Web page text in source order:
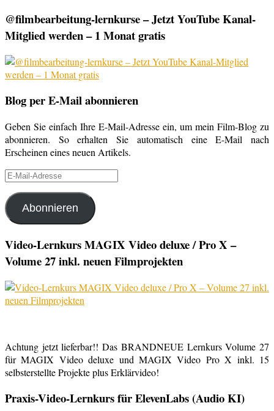
@filmbearbeitung-lernkurse – Jetzt YouTube Kanal-
Mitglied werden – 1 Monat gratis
Blog per E-Mail abonnieren
Geben Sie einfach Ihre E-Mail-Adresse ein, um mein Film-Blog zu
abonnieren. So erhalten Sie automatisch eine E-Mail nach
Erscheinen eines neuen Artikels.
E-
Adresse
Abonnieren
Video-Lernkurs MAGIX Video deluxe / Pro X –
Volume 27 inkl. neuen Filmprojekten
Achtung jetzt lieferbar!! Das BRANDNEUE Lernkurs Volume 27
für MAGIX Video deluxe und MAGIX Video Pro X inkl. 15
selbsterstellte Projekte plus Erklärvideo!
Praxis-Video-Lernkurs für ElevenLabs (Audio KI)